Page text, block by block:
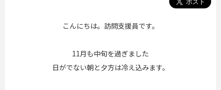
こんにちは。訪問支援員です。
11月も中旬を過ぎました
日がでない朝と夕方は冷え込みます。